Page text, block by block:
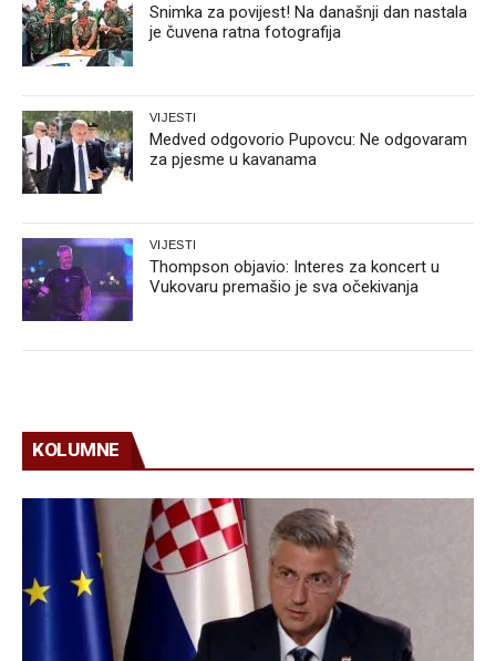
Snimka za povijest! Na današnji dan nastala
je čuvena ratna fotografija
VIJESTI
Medved odgovorio Pupovcu: Ne odgovaram
za pjesme u kavanama
VIJESTI
Thompson objavio: Interes za koncert u
Vukovaru premašio je sva očekivanja
KOLUMNE